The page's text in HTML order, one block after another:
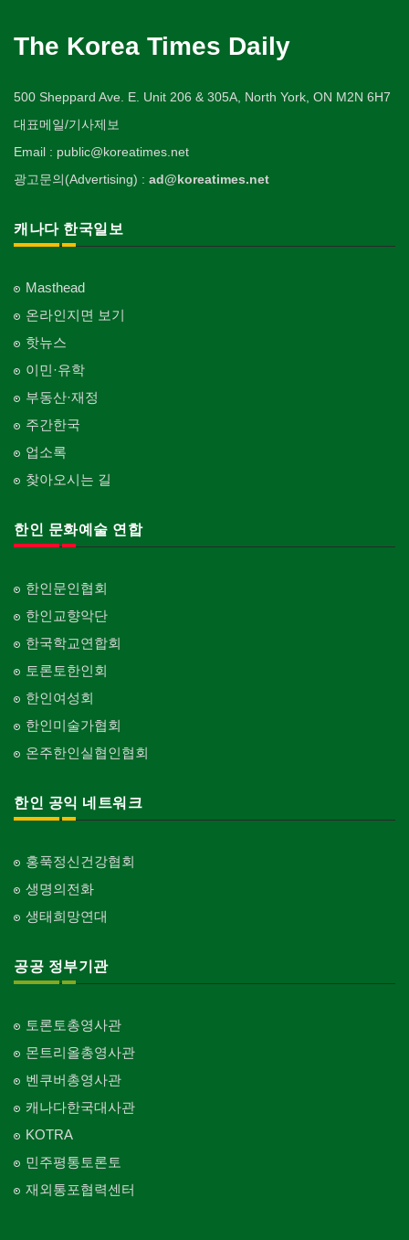
The Korea Times Daily
500 Sheppard Ave. E. Unit 206 & 305A, North York, ON M2N 6H7
대표메일/기사제보
Email : public@koreatimes.net
광고문의(Advertising) : ad@koreatimes.net
캐나다 한국일보
Masthead
온라인지면 보기
핫뉴스
이민·유학
부동산·재정
주간한국
업소록
찾아오시는 길
한인 문화예술 연합
한인문인협회
한인교향악단
한국학교연합회
토론토한인회
한인여성회
한인미술가협회
온주한인실협인협회
한인 공익 네트워크
홍푹정신건강협회
생명의전화
생태희망연대
공공 정부기관
토론토총영사관
몬트리올총영사관
벤쿠버총영사관
캐나다한국대사관
KOTRA
민주평통토론토
재외통포협력센터